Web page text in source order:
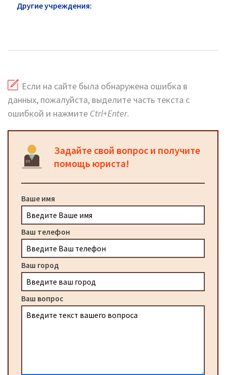
Другие учреждения:
Если на сайте была обнаружена ошибка в
данных, пожалуйста, выделите часть текста с
ошибкой и нажмите Ctrl+Enter.
Задайте свой вопрос и получите
помощь юриста!
Ваше имя
Ваш телефон
Ваш город
Ваш вопрос